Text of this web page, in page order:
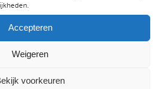
Accepteren
Weigeren
voorkeuren